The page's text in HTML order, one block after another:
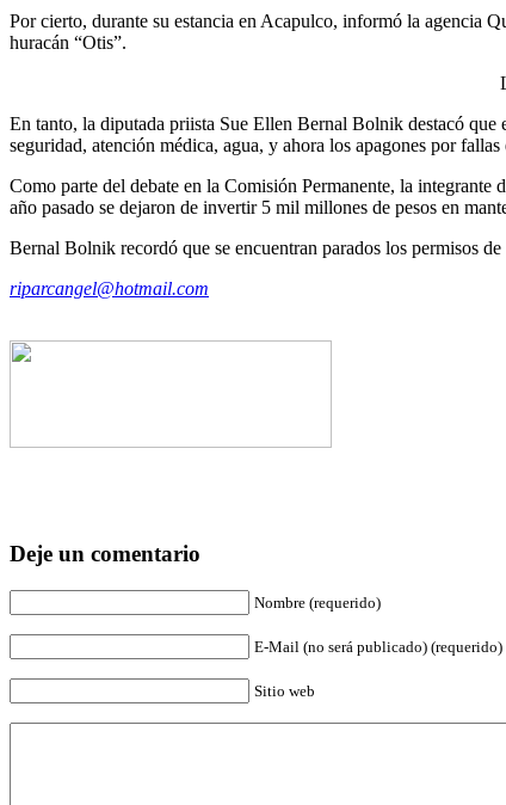
Por cierto, durante su estancia en Acapulco, informó la agencia
huracán “Otis”.
En tanto, la diputada priista Sue Ellen Bernal Bolnik destacó
seguridad, atención médica, agua, y ahora los apagones por
Como parte del debate en la Comisión Permanente, la integrante
año pasado se dejaron de invertir 5 mil millones de pesos en
Bernal Bolnik recordó que se encuentran parados los permisos
riparcangel@hotmail.com
Deje un comentario
Nombre (requerido)
E-Mail (no será publicado) (requerido)
Sitio web